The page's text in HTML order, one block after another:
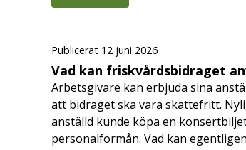
Publicerat 12 juni 2026
Vad kan friskvårdsbidraget
Arbetsgivare kan erbjuda sina
att bidraget ska vara skattefritt.
anställd kunde köpa en
personalförmån. Vad kan